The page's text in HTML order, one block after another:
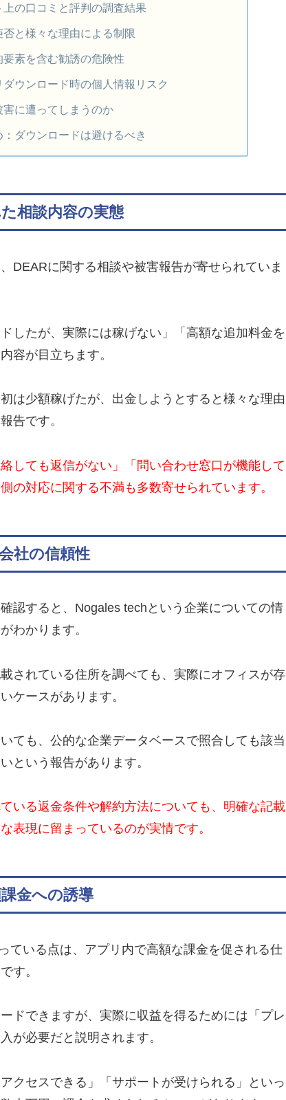
上の口コミと評判の調査結果
否と様々な理由による制限
要素を含む勧誘の危険性
ダウンロード時の個人情報リスク
害に遭ってしまうのか
：ダウンロードは避けるべき
相談内容の実態
DEARに関する相談や被害報告が寄せられていま
したが、実際には稼げない」「高額な追加料金を
容が目立ちます。
は少額稼げたが、出金しようとすると様々な理由
告です。
しても返信がない」「問い合わせ窓口が機能して
の対応に関する不満も多数寄せられています。
社の信頼性
認すると、Nogales techという企業についての情
わかります。
されている住所を調べても、実際にオフィスが存
ケースがあります。
ても、公的な企業データベースで照合しても該当
という報告があります。
いる返金条件や解約方法についても、明確な記載
表現に留まっているのが実情です。
金への誘導
ている点は、アプリ内で高額な課金を促される仕
す。
ドできますが、実際に収益を得るためには「プレ
が必要だと説明されます。
クセスできる」「サポートが受けられる」といっ